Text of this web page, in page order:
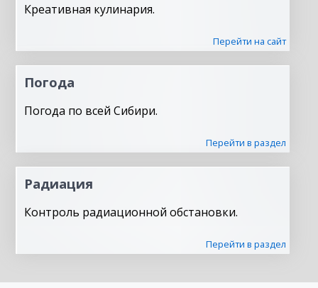
Креативная кулинария.
Перейти на сайт
Погода
Погода по всей Сибири.
Перейти в раздел
Радиация
Контроль радиационной обстановки.
Перейти в раздел